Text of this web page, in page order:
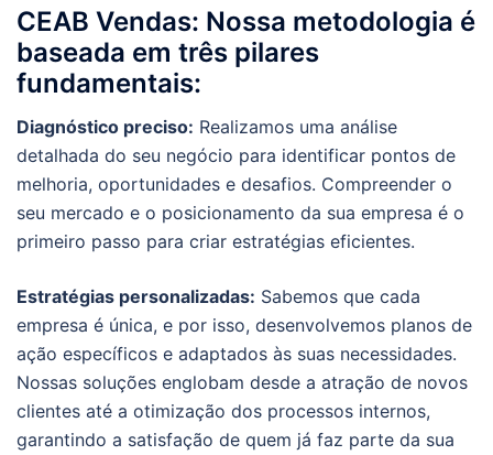
CEAB Vendas: Nossa metodologia é
baseada em três pilares
fundamentais:
Diagnóstico preciso: Realizamos uma análise
detalhada do seu negócio para identificar pontos de
melhoria, oportunidades e desafios. Compreender o
seu mercado e o posicionamento da sua empresa é o
primeiro passo para criar estratégias eficientes.
Estratégias personalizadas: Sabemos que cada
empresa é única, e por isso, desenvolvemos planos de
ação específicos e adaptados às suas necessidades.
Nossas soluções englobam desde a atração de novos
clientes até a otimização dos processos internos,
garantindo a satisfação de quem já faz parte da sua